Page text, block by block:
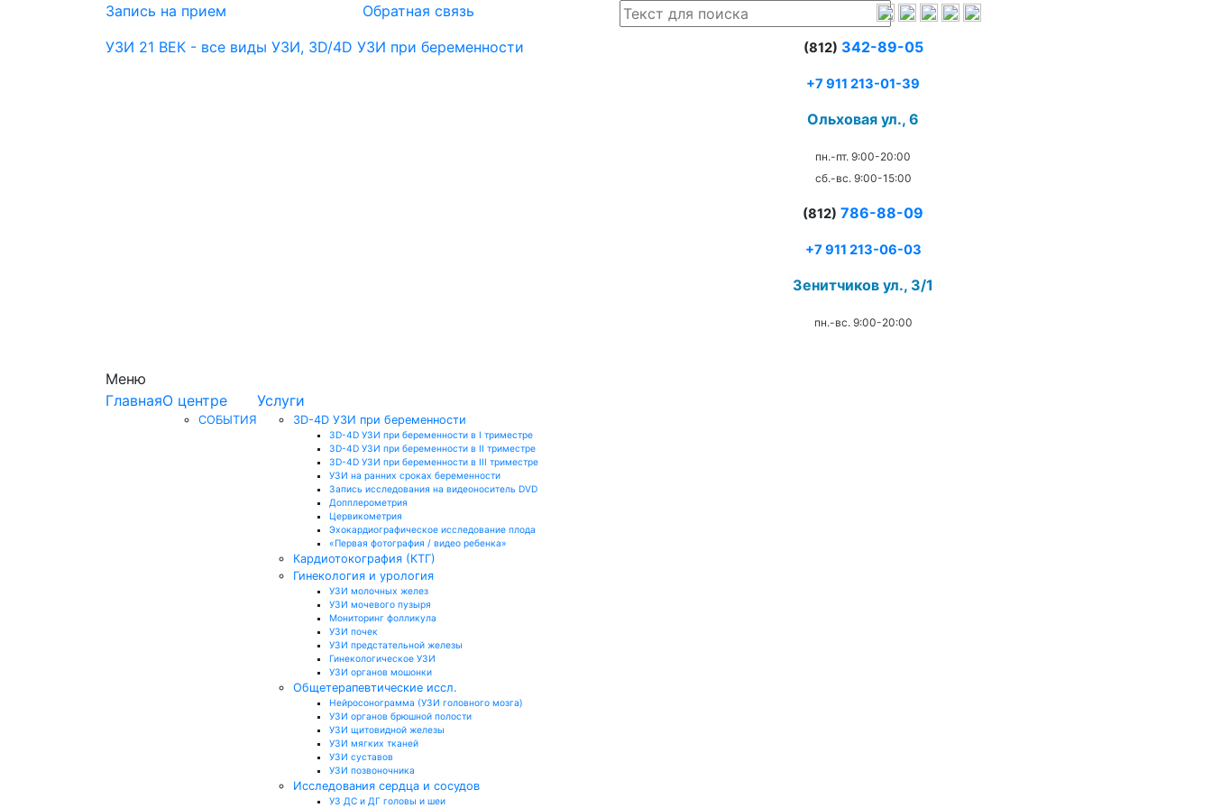
Запись на прием Обратная связь
УЗИ 21 ВЕК - все виды УЗИ, 3D/4D УЗИ при беременности (812) 342-89-05
+7 911 213-01-39
Ольховая ул., 6
пн.-пт. 9:00-20:00
сб.-вс. 9:00-15:00
(812) 786-88-09
+7 911 213-06-03
Зенитчиков ул., 3/1
пн.-вс. 9:00-20:00
Меню
ГлавнаяО центре
СОБЫТИЯ
Услуги
3D-4D УЗИ при беременности
3D-4D УЗИ при беременности в I триместре
3D-4D УЗИ при беременности в II триместре
3D-4D УЗИ при беременности в III триместре
УЗИ на ранних сроках беременности
Запись исследования на видеоноситель DVD
Допплерометрия
Цервикометрия
Эхокардиографическое исследование плода
«Первая фотография / видео ребенка»
Кардиотокография (КТГ)
Гинекология и урология
УЗИ молочных желез
УЗИ мочевого пузыря
Мониторинг фолликула
УЗИ почек
УЗИ предстательной железы
Гинекологическое УЗИ
УЗИ органов мошонки
Общетерапевтические иссл.
Нейросонограмма (УЗИ головного мозга)
УЗИ органов брюшной полости
УЗИ щитовидной железы
УЗИ мягких тканей
УЗИ суставов
УЗИ позвоночника
Исследования сердца и сосудов
УЗ ДС и ДГ головы и шеи